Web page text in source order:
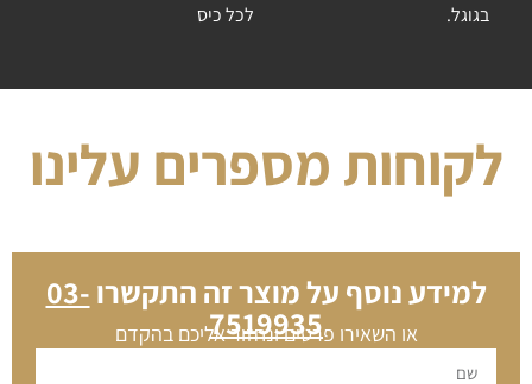
בגוגל.
לכל כיס
לקוחות מספרים עלינו
למידע נוסף על מוצר זה התקשרו 03-
7519935
או השאירו פרטים ונחזור אליכם בהקדם